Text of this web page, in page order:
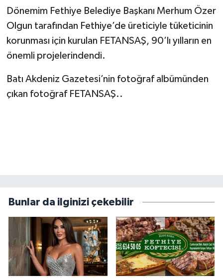
Dönemim Fethiye Belediye Başkanı Merhum Özer
Olgun tarafından Fethiye’de üreticiyle tüketicinin
korunması için kurulan FETANSAŞ, 90’lı yılların en
önemli projelerindendi.
Batı Akdeniz Gazetesi’nin fotoğraf albümünden
çıkan fotoğraf FETANSAŞ..
Bunlar da ilginizi çekebilir